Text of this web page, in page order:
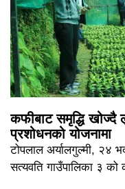
कफीबाट समृद्धि खोज्दै
प्रशोधनको योजनामा
टोपलाल अर्यालगुल्मी, २४
सत्यवति गाउँपालिका ३ को